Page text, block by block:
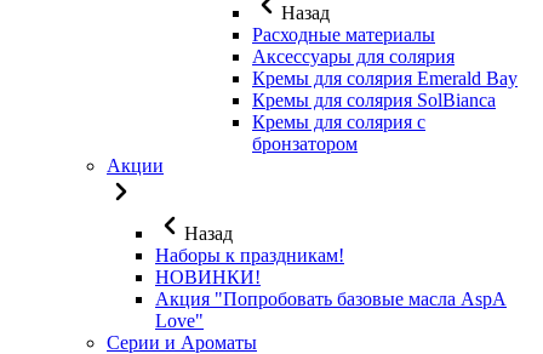
Назад
Расходные материалы
Аксессуары для солярия
Кремы для солярия Emerald Bay
Кремы для солярия SolBianca
Кремы для солярия с
бронзатором
Акции
Назад
Наборы к праздникам!
НОВИНКИ!
Акция "Попробовать базовые масла AspA
Love"
Серии и Ароматы